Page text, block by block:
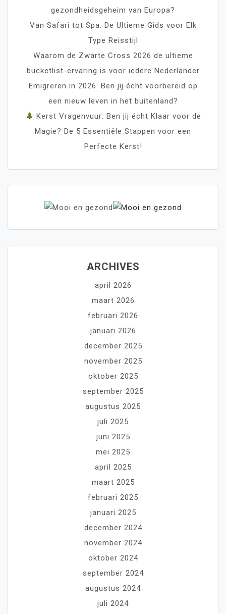
gezondheidsgeheim van Europa?
Van Safari tot Spa: De Ultieme Gids voor Elk
Type Reisstijl
Waarom de Zwarte Cross 2026 de ultieme
bucketlist-ervaring is voor iedere Nederlander
Emigreren in 2026: Ben jij écht voorbereid op
een nieuw leven in het buitenland?
Kerst Vragenvuur: Ben jij écht Klaar voor de
Magie? De 5 Essentiële Stappen voor een
Perfecte Kerst!
ARCHIVES
april 2026
maart 2026
februari 2026
januari 2026
december 2025
november 2025
oktober 2025
september 2025
augustus 2025
juli 2025
juni 2025
mei 2025
april 2025
maart 2025
februari 2025
januari 2025
december 2024
november 2024
oktober 2024
september 2024
augustus 2024
juli 2024